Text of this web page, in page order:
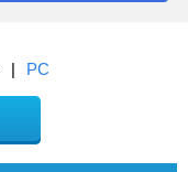
| PC